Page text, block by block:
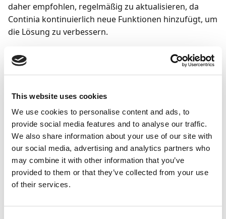
This website uses cookies
We use cookies to personalise content and ads, to
provide social media features and to analyse our traffic.
We also share information about your use of our site with
our social media, advertising and analytics partners who
may combine it with other information that you’ve
provided to them or that they’ve collected from your use
of their services.
daher empfohlen, regelmäßig zu aktualisieren, da
Continia kontinuierlich neue Funktionen hinzufügt, um
die Lösung zu verbessern.
Neue Hauptversionen aller Continia-Lösungen werden
zweimal jährlich, am 1. April und 1. Oktober,
entsprechend dem Online-Veröffentlichungsplan von
veröffentlicht, ist Continia bestrebt, alle Online-Apps
am selben Tag zu veröffentlichen. On-Premises-
Versionen werden innerhalb von zwei Wochen nach
jeder Business Central-Onlineversion veröffentlicht.
Ein bis zwei Wochen vor jedem Major Release wird
eine vollständige Vorschauversion für die Business